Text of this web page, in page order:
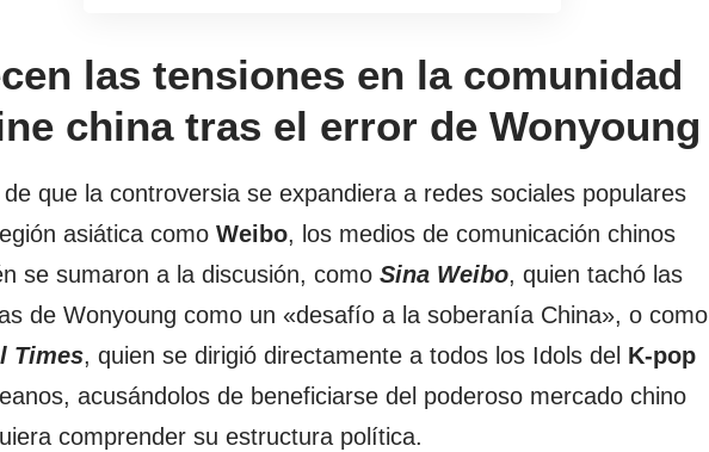
las tensiones en la comunidad
china tras el error de Wonyoung
de que la controversia se expandiera a redes sociales populares
asiática como Weibo, los medios de comunicación chinos
se sumaron a la discusión, como Sina Weibo, quien tachó las
de Wonyoung como un «desafío a la soberanía China», o como
Times, quien se dirigió directamente a todos los Idols del K-pop
acusándolos de beneficiarse del poderoso mercado chino
comprender su estructura política.